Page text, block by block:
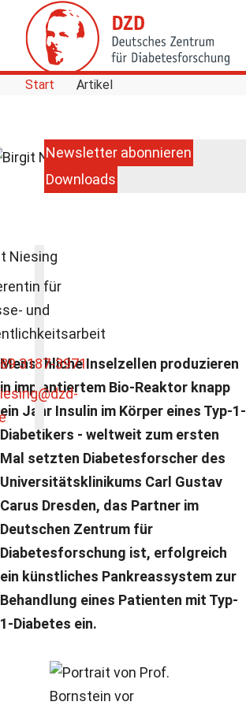
Skip to Content
Start Artikel
Menschliche Inselzellen produzieren
in implantiertem Bio-Reaktor knapp
ein Jahr Insulin im Körper eines Typ-1-
Diabetikers - weltweit zum ersten
Mal setzten Diabetesforscher des
Universitätsklinikums Carl Gustav
Carus Dresden, das Partner im
Deutschen Zentrum für
Diabetesforschung ist, erfolgreich
ein künstliches Pankreassystem zur
Behandlung eines Patienten mit Typ-
1-Diabetes ein.
Niesing
für
und
3187-3971
@dzd-
Newsletter abonnieren
Downloads